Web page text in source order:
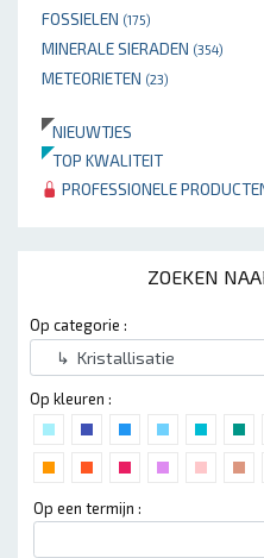
FOSSIELEN (175)
MINERALE SIERADEN (354)
METEORIETEN (23)
NIEUWTJES
TOP KWALITEIT
PROFESSIONELE
ZOEKEN
Op categorie :
Op kleuren :
Op een termijn :